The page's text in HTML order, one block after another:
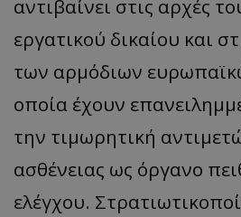
αντιβαίνει στις αρχές
εργατικού δικαίου και
των αρμόδιων
οποία έχουν
την τιμωρητική
ασθένειας ως όργανο
ελέγχου.